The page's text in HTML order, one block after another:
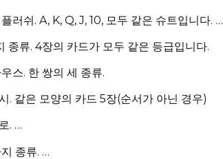
러쉬. A, K, Q, J, 10, 모두 같은 슈트입니다. …
종류. 4장의 카드가 모두 같은 등급입니다.
스. 한 쌍의 세 종류.
. 같은 모양의 카드 5장(순서가 아닌 경우)
. …
종류. …